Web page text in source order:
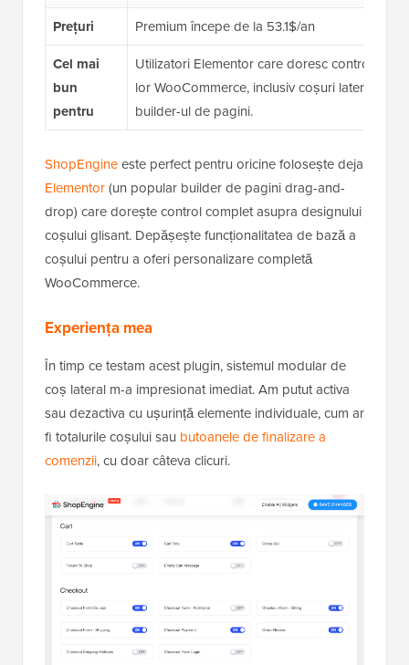
Prețuri Premium începe de la 53.1$/an
Cel mai
bun
pentru
Utilizatori Elementor care doresc control
lor WooCommerce, inclusiv coșuri laterale
builder-ul de pagini.
ShopEngineeste perfect pentru oricine folosește deja
Elementor(un popular builder de pagini drag-and-
drop) care dorește control complet asupra designului
coșului glisant. Depășește funcționalitatea de bază a
coșului pentru a oferi personalizare completă
WooCommerce.
Experiența mea
În timp ce testam acest plugin, sistemul modular de
coș lateral m-a impresionat imediat. Am putut activa
sau dezactiva cu ușurință elemente individuale, cum ar
fi totalurile coșului sau butoanele de finalizare a
comenzii, cu doar câteva clicuri.